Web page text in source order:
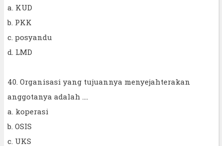
a. KUD
b. PKK
c. posyandu
d. LMD
40. Organisasi yang tujuannya menyejahterakan
anggotanya adalah ....
a. koperasi
b. OSIS
c. UKS